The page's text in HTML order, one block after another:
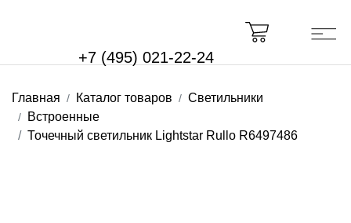
+7 (495) 021-22-24
Главная Каталог товаров
Светильники
Встроенные
Точечный светильник Lightstar Rullo R6497486